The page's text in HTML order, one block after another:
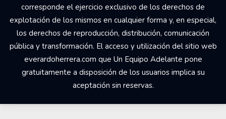
corresponde el ejercicio exclusivo de los derechos de
explotación de los mismos en cualquier forma y, en especial,
los derechos de reproducción, distribución, comunicación
pública y transformación. El acceso y utilización del sitio web
everardoherrera.com que Un Equipo Adelante pone
gratuitamente a disposición de los usuarios implica su
aceptación sin reservas.